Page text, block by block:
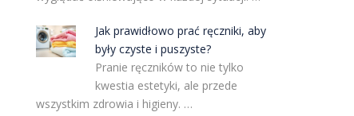
Jak prawidłowo prać ręczniki, aby
były czyste i puszyste?
Pranie ręczników to nie tylko
kwestia estetyki, ale przede
wszystkim zdrowia i higieny. …